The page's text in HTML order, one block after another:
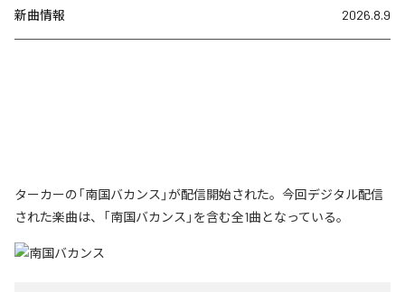
新曲情報 2026.8.9
ターカーの「南国バカンス」が配信開始された。今回デジタル配信
された楽曲は、「南国バカンス」を含む全1曲となっている。